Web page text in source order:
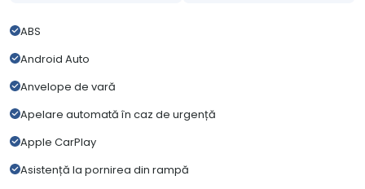
ABS
Android Auto
Anvelope de vară
Apelare automată în caz de urgență
Apple CarPlay
Asistență la pornirea din rampă